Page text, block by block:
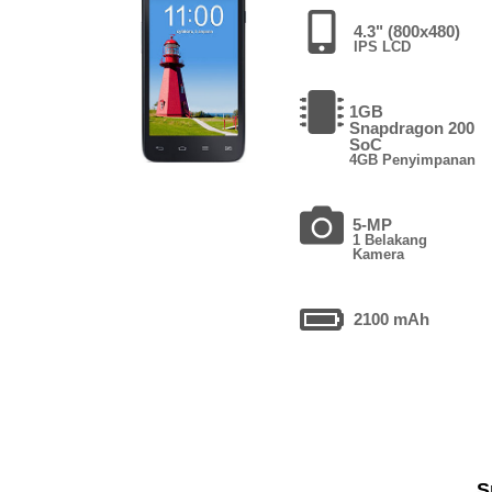
4.3" (800x480)
IPS LCD
1GB
Snapdragon 200
SoC
4GB Penyimpanan
5-MP
1 Belakang
Kamera
2100 mAh